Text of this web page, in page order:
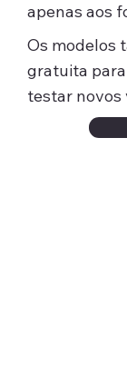
apenas aos
Os modelos
gratuita
testar novos